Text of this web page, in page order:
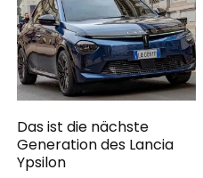
Das ist die nächste
Generation des Lancia
Ypsilon